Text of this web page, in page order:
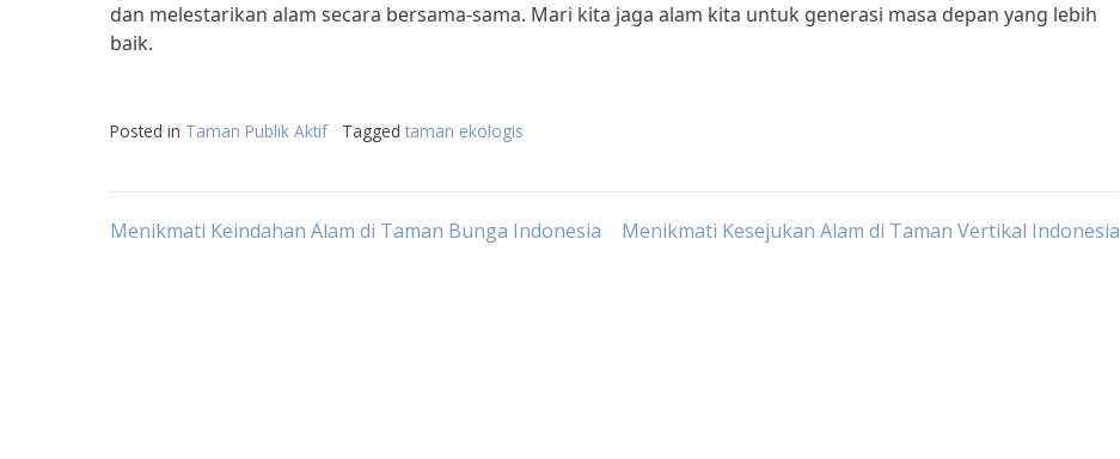
dan melestarikan alam secara bersama-sama. Mari kita jaga alam kita untuk generasi masa depan yang lebih
baik.
Posted in Taman Publik Aktif Tagged taman ekologis
Post
Menikmati Keindahan Alam di Taman Bunga Indonesia Menikmati Kesejukan Alam di Taman Vertikal Indonesia